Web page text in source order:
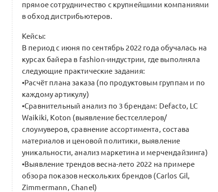
прямое сотрудничество с крупнейшими компаниями
в обход дистрибьютеров.
Кейсы:
В период с июня по сентябрь 2022 года обучалась на
курсах байера в fashion-индустрии, где выполняла
следующие практические задания:
•Расчёт плана заказа (по продуктовым группам и по
каждому артикулу)
•Сравнительный анализ по 3 брендам: Defacto, LC
Waikiki, Koton (выявление бестселлеров/
слоумуверов, сравнение ассортимента, состава
материалов и ценовой политики, выявление
уникальности, анализ маркетина и мерчендайзинга)
•Выявление трендов весна-лето 2022 на примере
обзора показов нескольких брендов (Carlos Gil,
Zimmermann, Chanel)